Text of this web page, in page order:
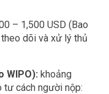
– 1,500 USD (Bao
dõi và xử lý thủ
WIPO): khoảng
tư cách người nộp: